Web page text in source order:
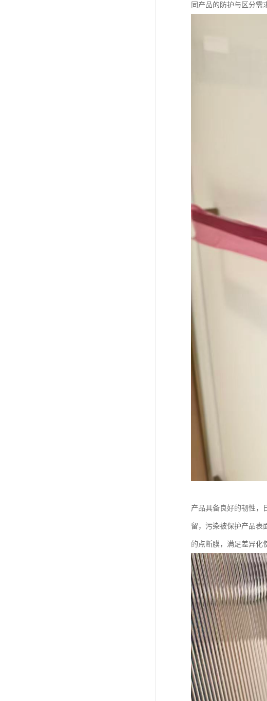
同产品的防护与区分需
产品具备良好的韧性，
留，污染被保护产品表
的点断膜，满足差异化